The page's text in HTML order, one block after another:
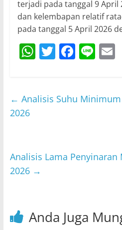
terjadi pada tanggal 9 April
dan kelembapan relatif
pada tanggal 5 April 2026
W
s
T
er
F
e
k
Li E
l
← Analisis Suhu
2026
Analisis Lama
2026 →
Anda Juga